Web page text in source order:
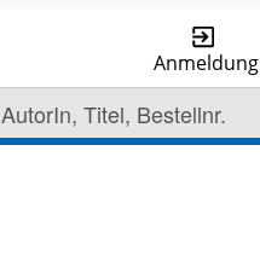
Anmeldung